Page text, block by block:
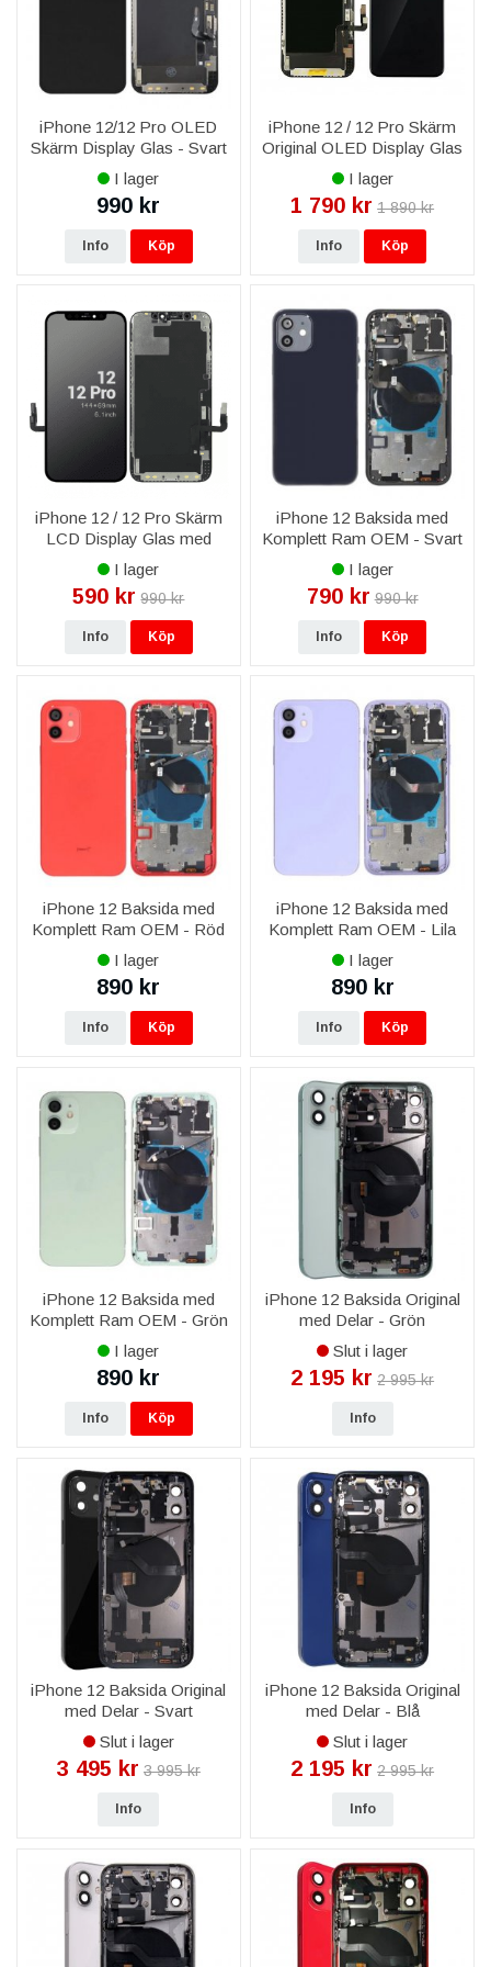
iPhone 12/12 Pro OLED
Skärm Display Glas - Svart
I lager
990 kr
Info Köp
iPhone 12 / 12 Pro Skärm
Original OLED Display Glas
- Livstidsgaranti
I lager
1 790 kr 1 890 kr
Info Köp
iPhone 12 / 12 Pro Skärm
LCD Display Glas med
Skärmklister -
Livstidsgaranti
I lager
590 kr 990 kr
Info Köp
iPhone 12 Baksida med
Komplett Ram OEM - Svart
I lager
790 kr 990 kr
Info Köp
iPhone 12 Baksida med
Komplett Ram OEM - Röd
I lager
890 kr
Info Köp
iPhone 12 Baksida med
Komplett Ram OEM - Lila
I lager
890 kr
Info Köp
iPhone 12 Baksida med
Komplett Ram OEM - Grön
I lager
890 kr
Info Köp
iPhone 12 Baksida Original
med Delar - Grön
Slut i lager
2 195 kr 2 995 kr
Info
iPhone 12 Baksida Original
med Delar - Svart
Slut i lager
3 495 kr 3 995 kr
Info
iPhone 12 Baksida Original
med Delar - Blå
Slut i lager
2 195 kr 2 995 kr
Info